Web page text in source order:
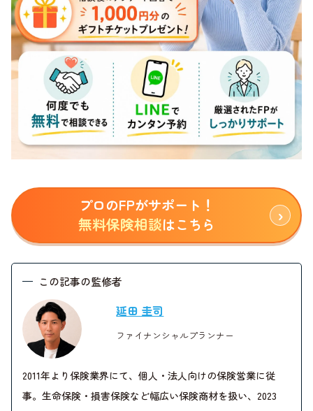
プロのFPがサポート！
無料保険相談はこちら
この記事の監修者
延田 圭司
ファイナンシャルプランナー
2011年より保険業界にて、個人・法人向けの保険営業に従
事。生命保険・損害保険など幅広い保険商材を扱い、2023